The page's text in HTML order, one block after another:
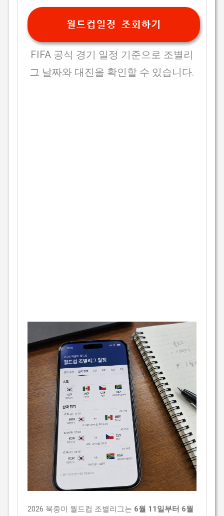
월드컵일정 조회하기
FIFA 공식 경기 일정 기준으로 조별리
그 날짜와 대진을 확인할 수 있습니다.
2026 북중미 월드컵 조별리그는 6월 11일부터 6월